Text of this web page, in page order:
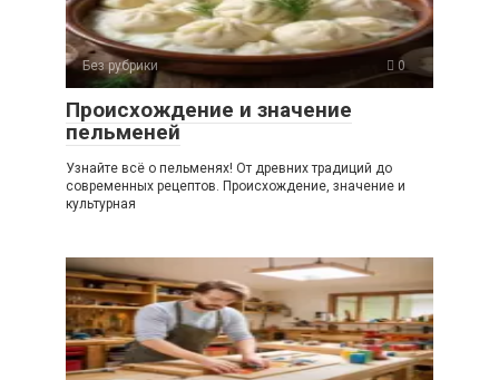
Без рубрики 0
Происхождение и значение
пельменей
Узнайте всё о пельменях! От древних традиций до
современных рецептов. Происхождение, значение и
культурная